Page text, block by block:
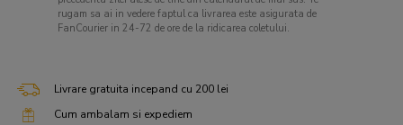
rugam sa ai in vedere faptul ca livrarea este asigurata de
FanCourier in 24-72 de ore de la ridicarea coletului.
Livrare gratuita incepand cu 200 lei
Cum ambalam si expediem